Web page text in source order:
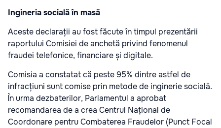
Ingineria socială în masă
Aceste declarații au fost făcute în timpul prezentării
raportului Comisiei de anchetă privind fenomenul
fraudei telefonice, financiare și digitale.
Comisia a constatat că peste 95% dintre astfel de
infracțiuni sunt comise prin metode de inginerie socială.
În urma dezbaterilor, Parlamentul a aprobat
recomandarea de a crea Centrul Național de
Coordonare pentru Combaterea Fraudelor (Punct Focal